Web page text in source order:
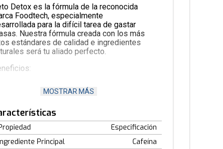
Detox es la fórmula de la reconocida
Foodtech, especialmente
para la difícil tarea de gastar
Nuestra fórmula creada con los más
estándares de calidad e ingredientes
será tu aliado perfecto.
Contiene 350mg de cafeína.
Compuesto por ingredientes
Libre de calorías y azucares.
Producto vegetariano.
de uso:
MOSTRAR MÁS
Especificación
Principal
Cafeína